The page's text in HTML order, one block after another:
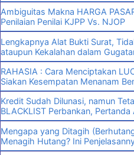
Ambiguitas Makna HARGA
Penilaian Penilai KJPP Vs. NJOP
Lengkapnya Alat Bukti Surat,
ataupun Kekalahan dalam
RAHASIA : Cara Menciptakan
Siakan Kesempatan Menanam
Kredit Sudah Dilunasi, namun
BLACKLIST Perbankan,
Mengapa yang Ditagih
Menagih Hutang? Ini